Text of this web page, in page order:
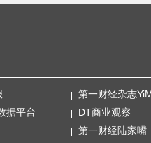
第一财经杂志
据平台 DT商业观察
第一财经陆家嘴